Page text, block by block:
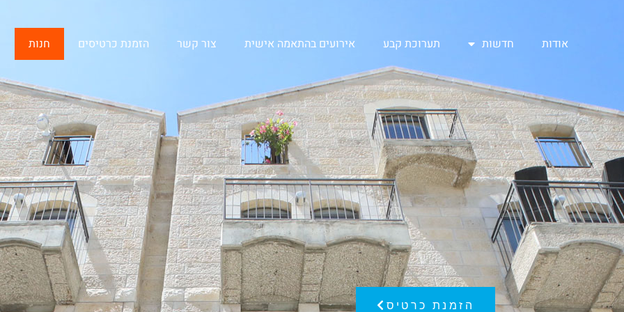
אודות חדשות תערוכת קבע אירועים בהתאמה אישית צור קשר הזמנת כרטיסים חנות
הזמנת כרטיס